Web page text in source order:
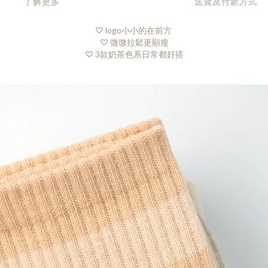
♡ logo小小的在前方
♡ 微微拉鬆更顯瘦
♡ 3款奶茶色系日常都好搭